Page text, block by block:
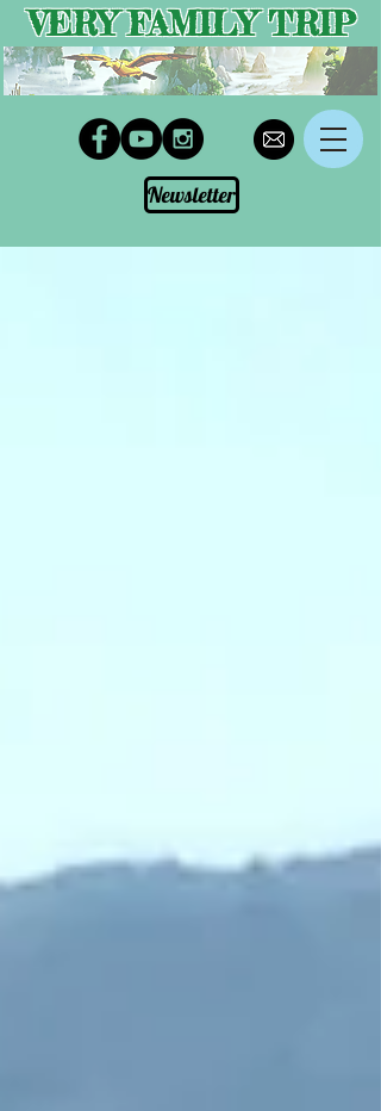
Newsletter
VERY FAMILY TRIP